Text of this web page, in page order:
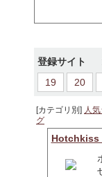
登録サイト
19
20
[カテゴリ別] 人
グ
Hotchkiss